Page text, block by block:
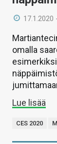
17.1.2020
omalla
Lue lisää
CES 2020